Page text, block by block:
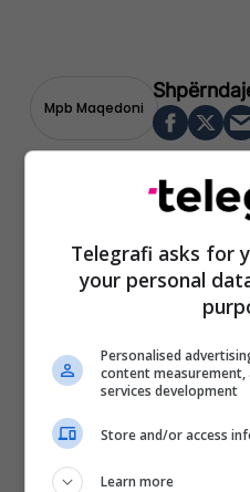
Mpb Maqedoni
Telegrafi asks for
your personal
Personalised
content measurement,
services development
Store and/or access
Learn more